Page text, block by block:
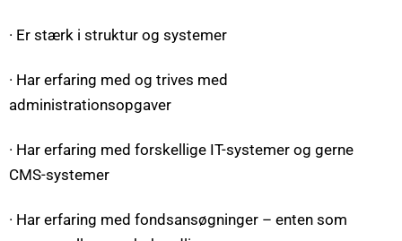
· Er stærk i struktur og systemer
· Har erfaring med og trives med
administrationsopgaver
· Har erfaring med forskellige IT-systemer og gerne
CMS-systemer
· Har erfaring med fondsansøgninger – enten som